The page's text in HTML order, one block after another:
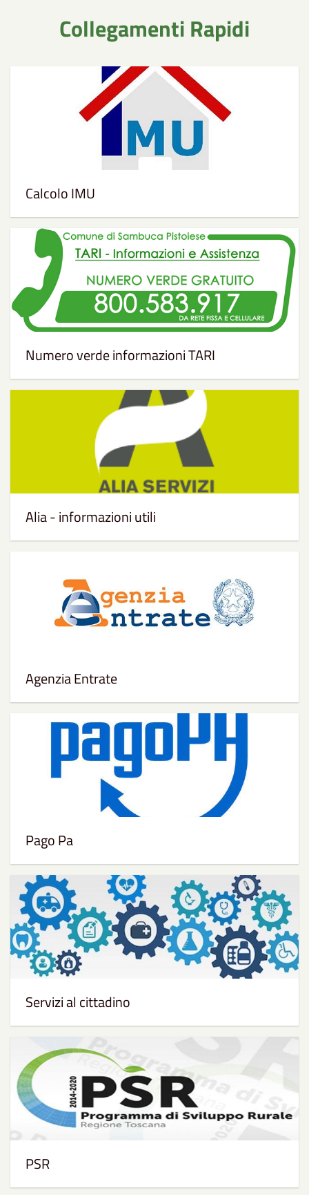
Collegamenti Rapidi
Calcolo IMU
Numero verde informazioni TARI
Alia - informazioni utili
Agenzia Entrate
Pago Pa
Servizi al cittadino
PSR